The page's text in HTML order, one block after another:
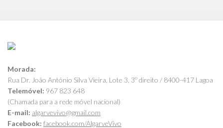
Morada:
Rua Dr. João António Silva Vieira, Lote 3, 3º direito / 8400-417 Lagoa
Telemóvel: 967 823 648
(Chamada para a rede móvel nacional)
E-mail: algarvevivo@gmail.com
Facebook: facebook.com/AlgarveVivo